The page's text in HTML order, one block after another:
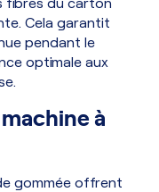
Cela garantit
pendant le
optimale aux
à
gommée offrent